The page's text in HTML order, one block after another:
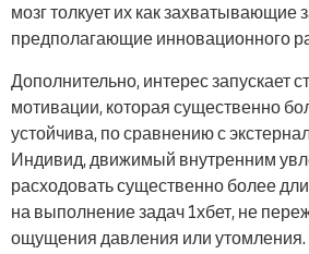
мозг толкует их как захватывающие
предполагающие инновационного
Дополнительно, интерес запускает
мотивации, которая существенно
устойчива, по сравнению с
Индивид, движимый внутренним
расходовать существенно более
на выполнение задач 1хбет, не
ощущения давления или утомления.